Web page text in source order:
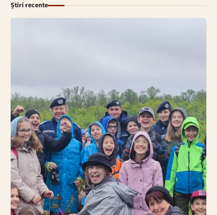
Știri recente